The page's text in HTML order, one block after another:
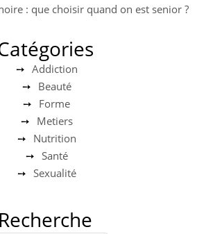
: que choisir quand on est senior ?
Addiction
Beauté
Forme
Metiers
Nutrition
Santé
Sexualité
Recherche